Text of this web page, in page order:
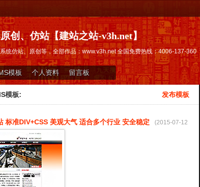
创、仿站【建站之站-v3h.net】
统仿站、原创等，全部作品：www.v3h.net 全国免费热线：4006-137-360
模板 个人资料 留言板
发布模板
模板:
标准DIV+CSS 美观大气 适合多个行业 安全稳定
(2015-07-12